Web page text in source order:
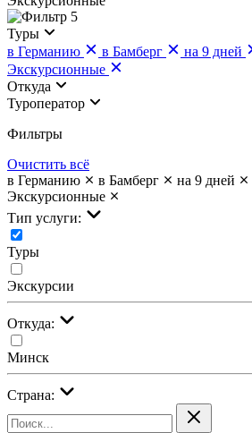
5
Туры
в Германию
в Бамберг на 9 дней
Экскурсионные
Откуда
Туроператор
Фильтры
Очистить всё
в Германию
в Бамберг на 9 дней
Экскурсионные
Тип услуги:
Туры
Экскурсии
Откуда:
Минск
Страна: